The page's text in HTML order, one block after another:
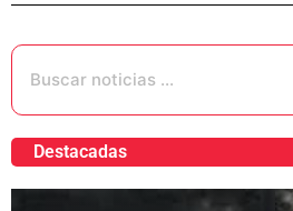
Destacadas